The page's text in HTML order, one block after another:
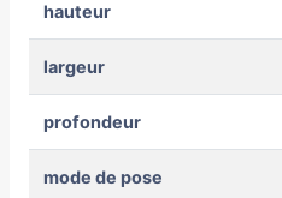
hauteur
largeur
profondeur
mode de pose